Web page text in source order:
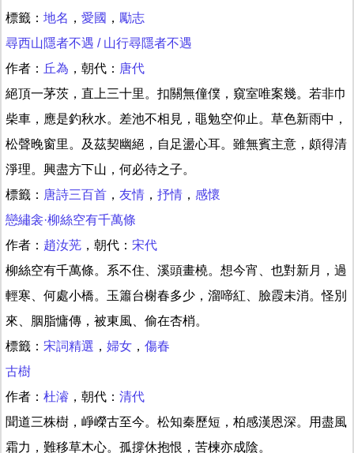
標籤： 地名 ， 愛國 ， 勵志
尋西山隱者不遇 / 山行尋隱者不遇
作者： 丘為 ，朝代： 唐代
絕頂一茅茨，直上三十里。扣關無僮僕，窺室唯案幾。若非巾
柴車，應是釣秋水。差池不相見，黽勉空仰止。草色新雨中，
松聲晚窗里。及茲契幽絕，自足盪心耳。雖無賓主意，頗得清
淨理。興盡方下山，何必待之子。
標籤： 唐詩三百首 ， 友情 ， 抒情 ， 感懷
戀繡衾·柳絲空有千萬條
作者： 趙汝茪 ，朝代： 宋代
柳絲空有千萬條。系不住、溪頭畫橈。想今宵、也對新月，過
輕寒、何處小橋。玉簫台榭春多少，溜啼紅、臉霞未消。怪別
來、胭脂慵傳，被東風、偷在杏梢。
標籤： 宋詞精選 ， 婦女 ， 傷春
古樹
作者： 杜濬 ，朝代： 清代
聞道三株樹，崢嶸古至今。松知秦歷短，柏感漢恩深。用盡風
霜力，難移草木心。孤撐休抱恨，苦楝亦成陰。